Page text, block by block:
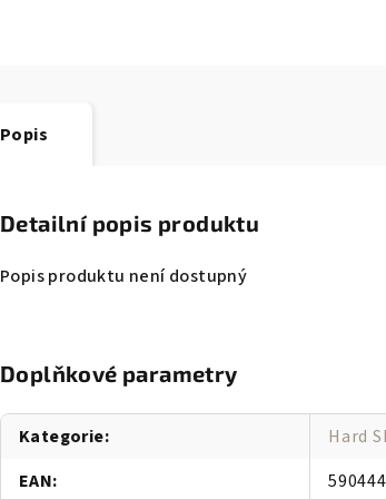
Popis
Detailní popis produktu
Popis produktu není dostupný
Doplňkové parametry
Kategorie:
Hard
EAN: